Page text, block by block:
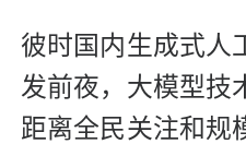
彼时国内生成式人
发前夜，大模型技
距离全民关注和规